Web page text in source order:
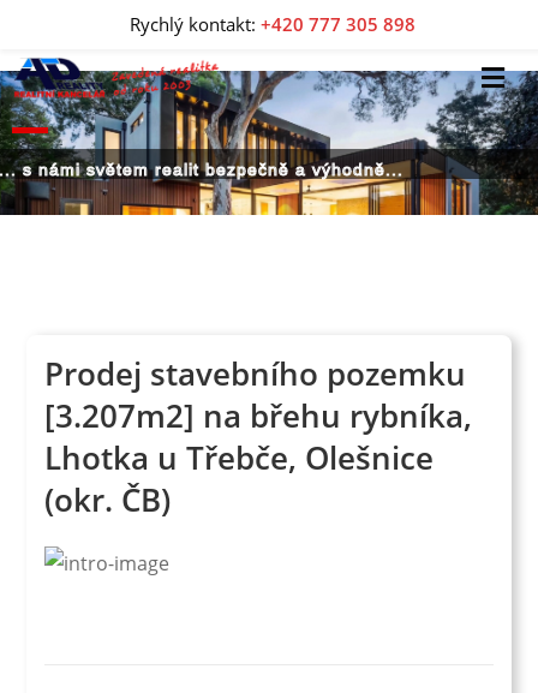
s námi světem realit bezpečně a výhodně...
Prodej stavebního pozemku
[3.207m2] na břehu rybníka,
Lhotka u Třebče, Olešnice
(okr. ČB)
Rychlý kontakt: +420 777 305 898